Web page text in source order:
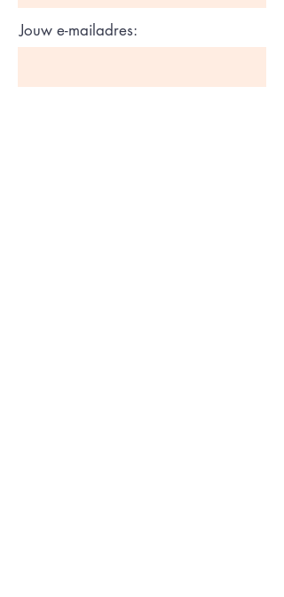
Jouw e-mailadres: